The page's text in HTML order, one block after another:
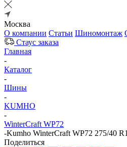
Москва
О компании Статьи Шиномонтаж
Стаус заказа
Главная
-
Каталог
-
Шины
-
KUMHO
-
WinterCraft WP72
-Kumho WinterCraft WP72 275/40
Поделиться